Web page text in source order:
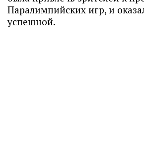
Паралимпийских игр, и
успешной.